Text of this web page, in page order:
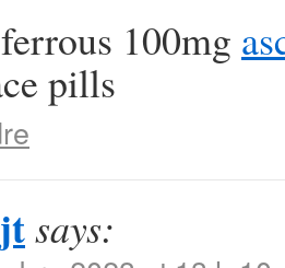
100mg
pills
says: